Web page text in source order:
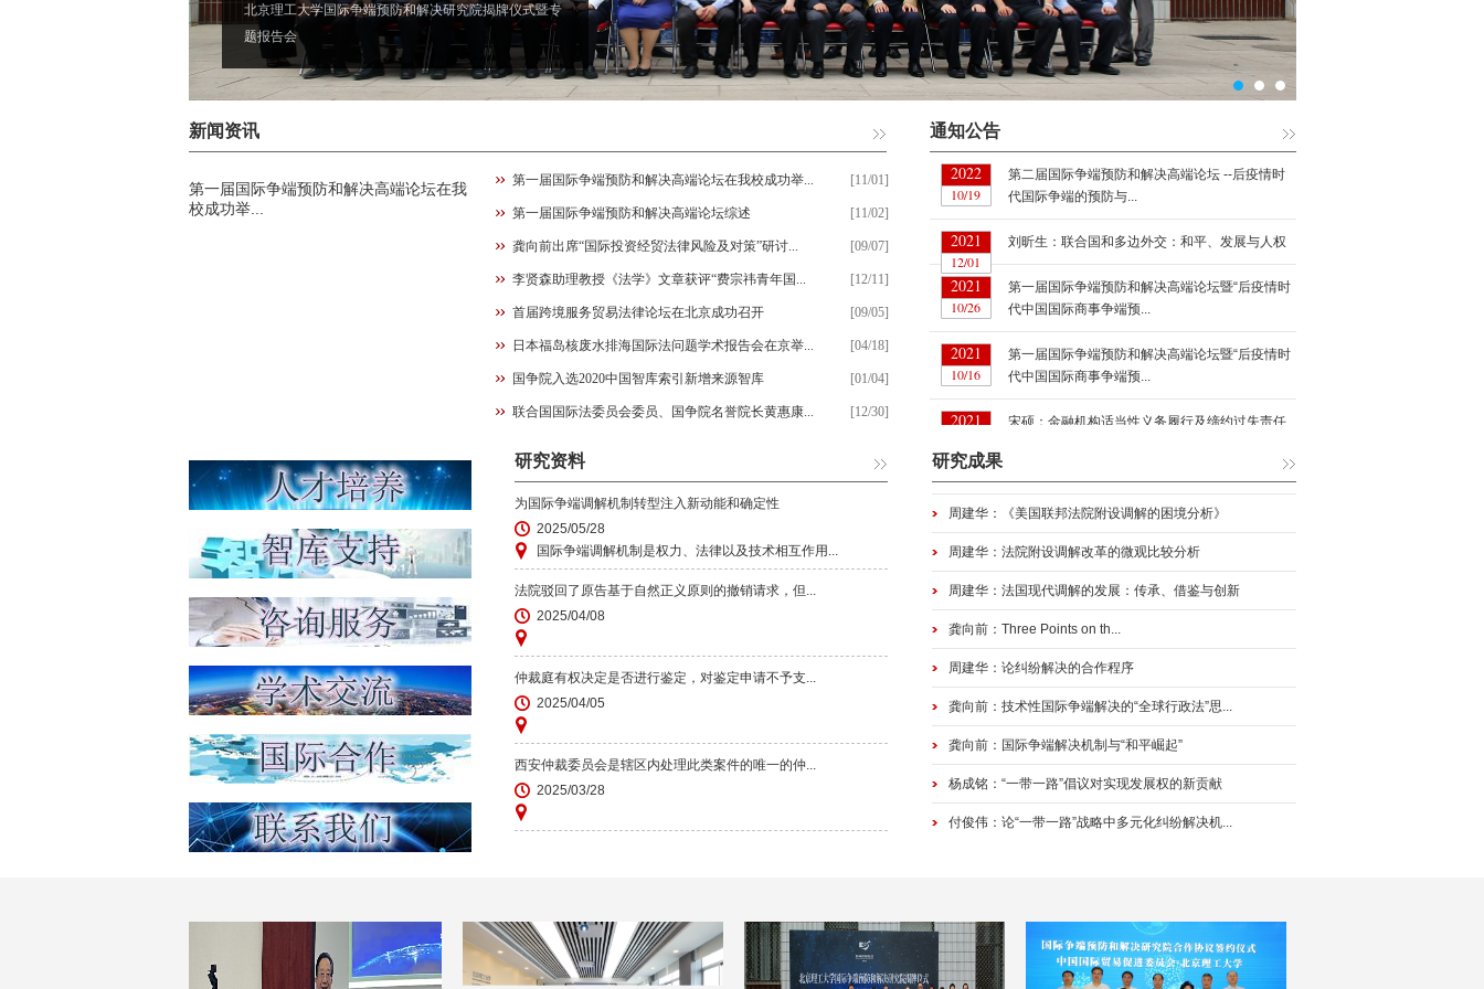
北京理工大学国际争端预防和解决研究院揭牌仪式暨专
题报告会
新闻资讯
第一届国际争端预防和解决高端论坛在我
校成功举...
[11/01]
第一届国际争端预防和解决高端论坛在我校成功举...
[11/02]
第一届国际争端预防和解决高端论坛综述
[09/07]
龚向前出席“国际投资经贸法律风险及对策”研讨...
[12/11]
李贤森助理教授《法学》文章获评“费宗祎青年国...
[09/05]
首届跨境服务贸易法律论坛在北京成功召开
[04/18]
日本福岛核废水排海国际法问题学术报告会在京举...
[01/04]
国争院入选2020中国智库索引新增来源智库
[12/30]
联合国国际法委员会委员、国争院名誉院长黄惠康...
通知公告
2022
10/19
第二届国际争端预防和解决高端论坛 --后疫情时
代国际争端的预防与...
2021
12/01
刘昕生：联合国和多边外交：和平、发展与人权
2021
10/26
第一届国际争端预防和解决高端论坛暨“后疫情时
代中国国际商事争端预...
2021
10/16
第一届国际争端预防和解决高端论坛暨“后疫情时
代中国国际商事争端预...
2021
宋硕：金融机构适当性义务履行及缔约过失责任
研究资料
为国际争端调解机制转型注入新动能和确定性
2025/05/28
国际争端调解机制是权力、法律以及技术相互作用...
法院驳回了原告基于自然正义原则的撤销请求，但...
2025/04/08
仲裁庭有权决定是否进行鉴定，对鉴定申请不予支...
2025/04/05
西安仲裁委员会是辖区内处理此类案件的唯一的仲...
2025/03/28
研究成果
李华：联合国国际贸易法委员会框架下投资人与国...
魏求月：互联网法院：解决跨境网路消费者争议裁...
周建华：论调解的市场化运作
魏求月：跨境网络消费者合同强制性仲裁条款效力...
周建华：《美国联邦法院附设调解的困境分析》
周建华：法院附设调解改革的微观比较分析
周建华：法国现代调解的发展：传承、借鉴与创新
龚向前：Three Points on th...
周建华：论纠纷解决的合作程序
龚向前：技术性国际争端解决的“全球行政法”思...
龚向前：国际争端解决机制与“和平崛起”
杨成铭：“一带一路”倡议对实现发展权的新贡献
付俊伟：论“一带一路”战略中多元化纠纷解决机...
连俊雅：“一带一路”倡议下互惠原则在承认和执...
连俊雅：可分割制度在承认和执行外国法院判决中...